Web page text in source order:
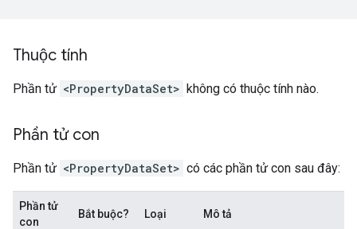
Thuộc tính
Phần tử <PropertyDataSet> không có thuộc tính nào.
Phần tử con
Phần tử <PropertyDataSet> có các phần tử con sau đây:
Phần tử
con
Bắt buộc? Loại Mô tả